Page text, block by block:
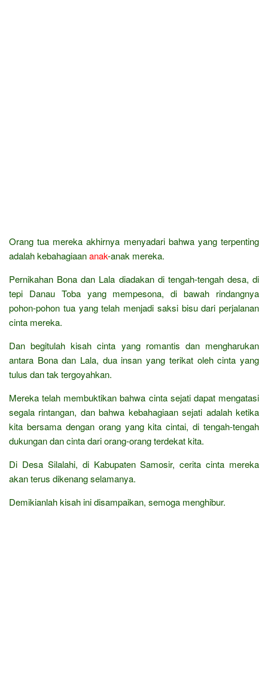
Orang tua mereka akhirnya menyadari bahwa yang terpenting
adalah kebahagiaananak-anak mereka.
Pernikahan Bona dan Lala diadakan di tengah-tengah desa, di
tepi Danau Toba yang mempesona, di bawah rindangnya
pohon-pohon tua yang telah menjadi saksi bisu dari perjalanan
cinta mereka.
Dan begitulah kisah cinta yang romantis dan mengharukan
antara Bona dan Lala, dua insan yang terikat oleh cinta yang
tulus dan tak tergoyahkan.
Mereka telah membuktikan bahwa cinta sejati dapat mengatasi
segala rintangan, dan bahwa kebahagiaan sejati adalah ketika
kita bersama dengan orang yang kita cintai, di tengah-tengah
dukungan dan cinta dari orang-orang terdekat kita.
Di Desa Silalahi, di Kabupaten Samosir, cerita cinta mereka
akan terus dikenang selamanya.
Demikianlah kisah ini disampaikan, semoga menghibur.